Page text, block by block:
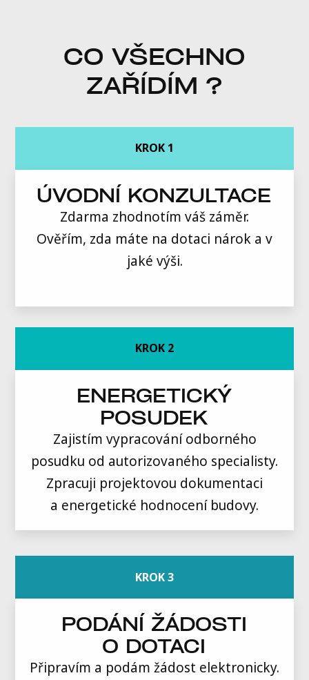
CO VŠECHNO
ZAŘÍDÍM ?
KROK 1
ÚVODNÍ KONZULTACE
Zdarma zhodnotím váš záměr.
Ověřím, zda máte na dotaci nárok a v
jaké výši.
KROK 2
ENERGETICKÝ
POSUDEK
Zajistím vypracování odborného
posudku od autorizovaného specialisty.
Zpracuji projektovou dokumentaci
a energetické hodnocení budovy.
KROK 3
PODÁNÍ ŽÁDOSTI
O DOTACI
Připravím a podám žádost elektronicky.